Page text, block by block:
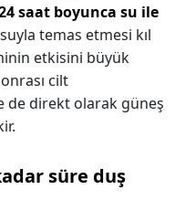
saat boyunca su ile
temas etmesi kıl
etkisini büyük
cilt
de direkt olarak güneş
süre duş